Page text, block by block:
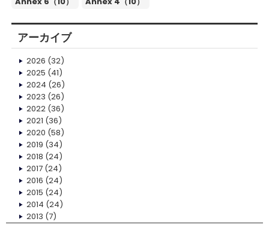
アーカイブ
2026 (32)
2025 (41)
2024 (26)
2023 (26)
2022(36)
2021 (36)
2020 (58)
2019 (34)
2018 (24)
2017(24)
2016 (24)
2015 (24)
2014 (24)
2013 (7)